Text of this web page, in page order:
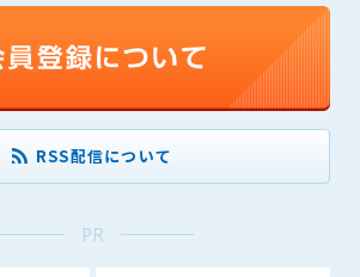
RSS配信について
PR
会員の承諾なく削除できるものとします。
情報が、第6条の定める禁止事項に該当する
断した場合
営および保守管理上、必要と判断した場合
払が遅延した場合
が不適当と判断した場合
諾なく、本サービス内容の変更(新規追加、
ービスの運営を中止または廃止することが